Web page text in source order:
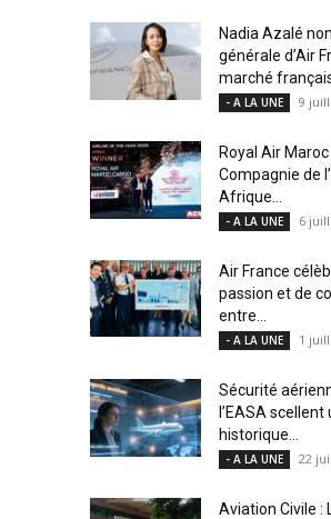
Nadia Azalé
générale d’Air
marché
- A LA UNE 9
Royal Air
Compagnie de
Afrique...
- A LA UNE 6
Air France
passion et de
entre...
- A LA UNE 1
Sécurité
l’EASA
historique...
- A LA UNE 22
Aviation Civile :